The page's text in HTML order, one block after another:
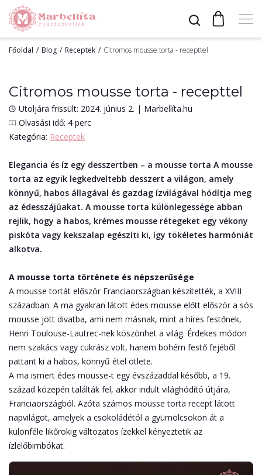
Bevonók
Alapanyagok
Egyéb
Főoldal Blog Receptek Citromos mousse torta - recepttel
Citromos mousse torta - recepttel
Utoljára frissült: 2024. június 2. | Marbellíta.hu
Olvasási idő: 4 perc
Kategória: Receptek
Elegancia és íz egy desszertben – a mousse torta A mousse
torta az egyik legkedveltebb desszert a világon, amely
könnyű, habos állagával és gazdag ízvilágával hódítja meg
az édesszájúakat. A mousse torta különlegessége abban
rejlik, hogy a habos, krémes mousse rétegeket egy vékony
piskóta vagy kekszalap egészíti ki, így tökéletes harmóniát
alkotva.
A mousse torta története és népszerűsége
A mousse tortát először Franciaországban készítették, a XVIII
században. A ma gyakran látott édes mousse előtt először a sós
mousse jött divatba, ami nem másnak, mint a híres festőnek,
Henri Toulouse-Lautrec-nek köszönhet a világ. Érdekes módon
nem szakács vagy cukrász volt, hanem bohém festő fejéből
pattant ki a habos, könnyű étel ötlete.
A ma ismert édes mousse-t egy évszázaddal később, a 19.
század közepén találták fel, akkor indult világhódító útjára,
Franciaországból. Azóta számos mousse torta recept látott
napvilágot, amelyek a csokoládétól a gyümölcsökön át a
különféle likőrökig változatos ízekkel kényeztetik az
ízlelőbimbókat.